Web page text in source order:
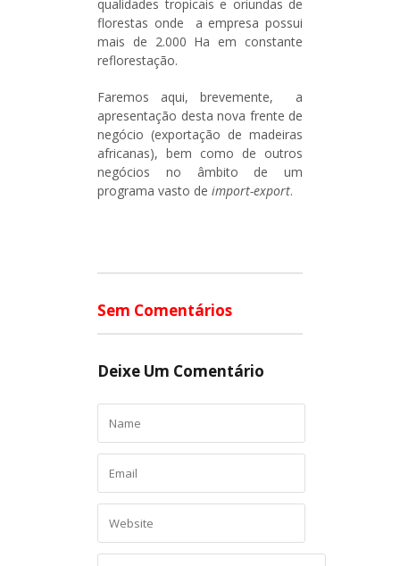
qualidades tropicais e oriundas de
florestas onde a empresa possui
mais de 2.000 Ha em constante
reflorestação.
Faremos aqui, brevemente, a
apresentação desta nova frente de
negócio (exportação de madeiras
africanas), bem como de outros
negócios no âmbito de um
programa vasto de import-export.
Sem Comentários
Deixe Um Comentário